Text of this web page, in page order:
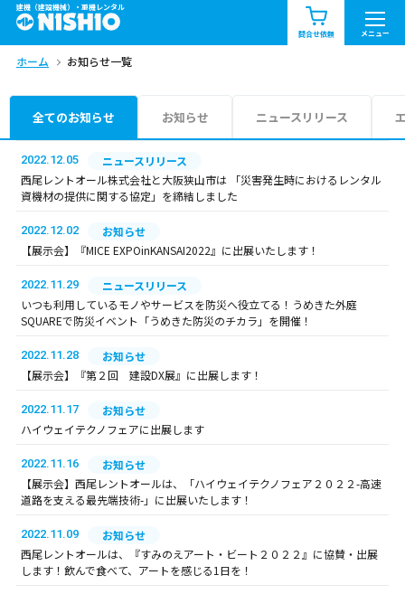
建機（建設機械）・重機レンタル
問合せ依頼 メニュー
商品一覧 お知らせ一覧
問合せ依頼リスト
エリア情報を見る
中部 関西
九州・沖縄（外部）
ホーム お知らせ一覧
全てのお知らせ お知らせ ニュースリリース
2022.12.05
ニュースリリース
西尾レントオール株式会社と大阪狭山市は 「災害発生時におけるレンタル
資機材の提供に関する協定」を締結しました
2022.12.02
お知らせ
【展示会】『MICE EXPOinKANSAI2022』に出展いたします！
2022.11.29
ニュースリリース
いつも利用しているモノやサービスを防災へ役立てる！うめきた外庭
SQUAREで防災イベント「うめきた防災のチカラ」を開催！
2022.11.28
お知らせ
【展示会】『第２回 建設DX展』に出展します！
2022.11.17
お知らせ
ハイウェイテクノフェアに出展します
2022.11.16
お知らせ
【展示会】西尾レントオールは、「ハイウェイテクノフェア２０２２-高速
道路を支える最先端技術-」に出展いたします！
2022.11.09
お知らせ
西尾レントオールは、『すみのえアート・ビート２０２２』に協賛・出展
します！飲んで食べて、アートを感じる1日を！